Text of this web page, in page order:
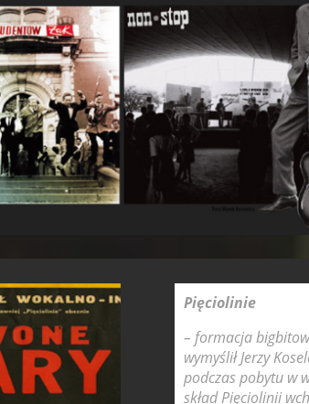
Pięciolinie
– formacja
wymyślił Jerzy
podczas pobytu w
skład Pięciolinii